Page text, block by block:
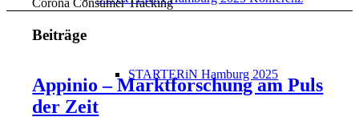
STARTERiN Hamburg 2025
Beiträge
Appinio – Marktforschung am Puls
der Zeit